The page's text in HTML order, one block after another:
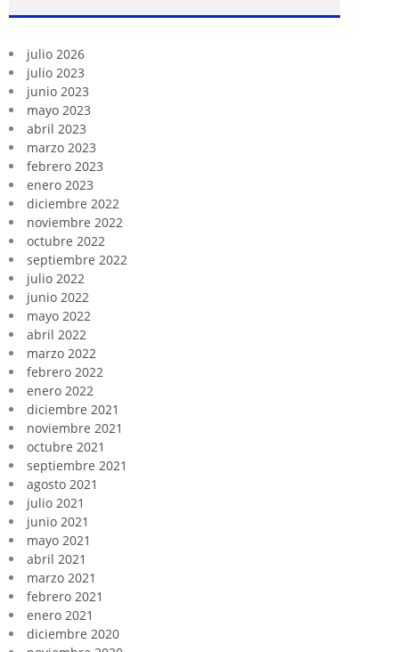
julio 2026
julio 2023
junio 2023
mayo 2023
abril 2023
marzo 2023
febrero 2023
enero 2023
diciembre 2022
noviembre 2022
octubre 2022
septiembre 2022
julio 2022
junio 2022
mayo 2022
abril 2022
marzo 2022
febrero 2022
enero 2022
diciembre 2021
noviembre 2021
octubre 2021
septiembre 2021
agosto 2021
julio 2021
junio 2021
mayo 2021
abril 2021
marzo 2021
febrero 2021
enero 2021
diciembre 2020